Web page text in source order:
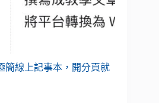
簡線上記事本，開分頁就